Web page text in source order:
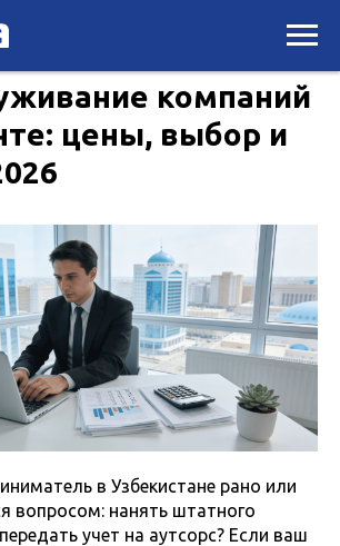
компаний
цены, выбор и
в Узбекистане рано или
вопросом: нанять штатного
учет на аутсорс? Если ваш